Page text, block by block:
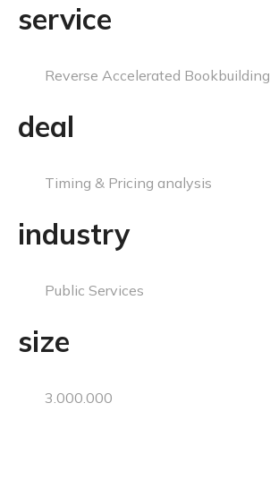
service
Reverse Accelerated Bookbuilding
deal
Timing & Pricing analysis
industry
Public Services
size
3.000.000